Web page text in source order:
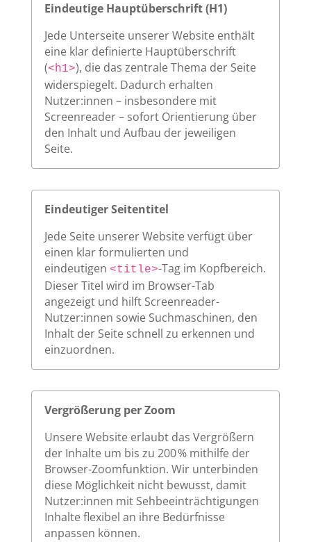
Eindeutige Hauptüberschrift (H1)
Jede Unterseite unserer Website enthält
eine klar definierte Hauptüberschrift
(<h1>), die das zentrale Thema der Seite
widerspiegelt. Dadurch erhalten
Nutzer:innen – insbesondere mit
Screenreader – sofort Orientierung über
den Inhalt und Aufbau der jeweiligen
Seite.
Eindeutiger Seitentitel
Jede Seite unserer Website verfügt über
einen klar formulierten und
eindeutigen <title>-Tag im Kopfbereich.
Dieser Titel wird im Browser-Tab
angezeigt und hilft Screenreader-
Nutzer:innen sowie Suchmaschinen, den
Inhalt der Seite schnell zu erkennen und
einzuordnen.
Vergrößerung per Zoom
Unsere Website erlaubt das Vergrößern
der Inhalte um bis zu 200 % mithilfe der
Browser-Zoomfunktion. Wir unterbinden
diese Möglichkeit nicht bewusst, damit
Nutzer:innen mit Sehbeeinträchtigungen
Inhalte flexibel an ihre Bedürfnisse
anpassen können.